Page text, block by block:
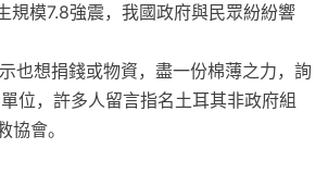
規模7.8強震，我國政府與民眾紛紛響
也想捐錢或物資，盡一份棉薄之力，詢
位，許多人留言指名土耳其非政府組
協會。